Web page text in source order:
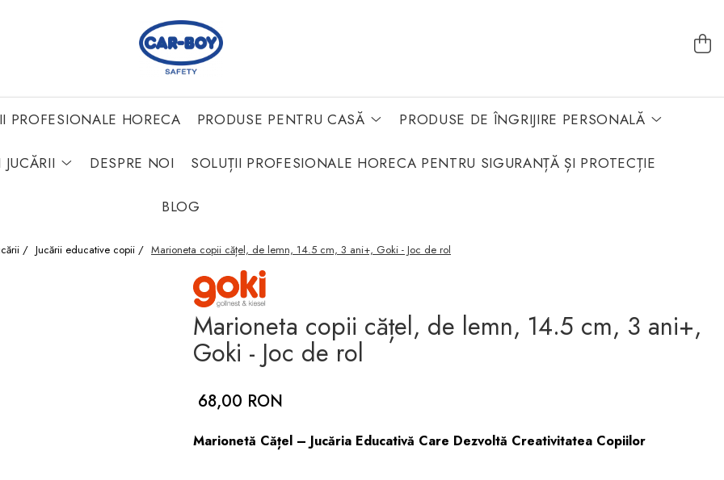
PROFESIONALE HORECA PRODUSE PENTRU CASĂ PRODUSE DE ÎNGRIJIRE PERSONALĂ
JUCĂRII DESPRE NOI SOLUȚII PROFESIONALE HORECA PENTRU SIGURANȚĂ ȘI PROTECȚIE
BLOG
/ Jucării educative copii / Marioneta copii cățel, de lemn, 14.5 cm, 3 ani+, Goki - Joc de rol
Marioneta copii cățel, de lemn, 14.5 cm, 3 ani+,
Goki - Joc de rol
68,00 RON
Marionetă Cățel – Jucăria Educativă Care Dezvoltă Creativitatea Copiilor